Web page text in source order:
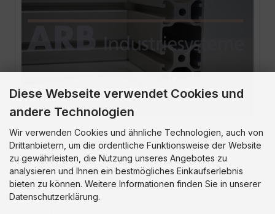
PET-G 6mm Klar
Diese Webseite verwendet Cookies und
andere Technologien
Wir verwenden Cookies und ähnliche Technologien, auch von
Drittanbietern, um die ordentliche Funktionsweise der Website
zu gewährleisten, die Nutzung unseres Angebotes zu
analysieren und Ihnen ein bestmögliches Einkaufserlebnis
bieten zu können. Weitere Informationen finden Sie in unserer
Datenschutzerklärung.